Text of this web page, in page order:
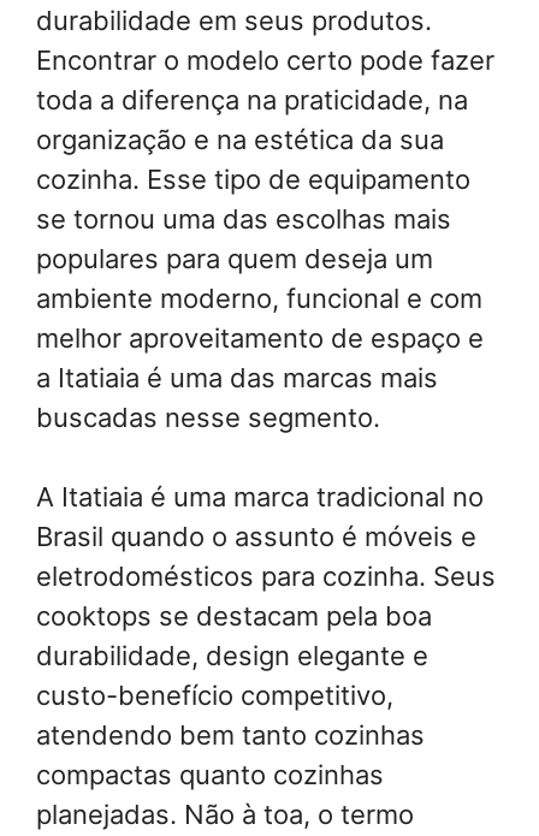
durabilidade em seus produtos.
Encontrar o modelo certo pode fazer
toda a diferença na praticidade, na
organização e na estética da sua
cozinha. Esse tipo de equipamento
se tornou uma das escolhas mais
populares para quem deseja um
ambiente moderno, funcional e com
melhor aproveitamento de espaço e
a Itatiaia é uma das marcas mais
buscadas nesse segmento.
A Itatiaia é uma marca tradicional no
Brasil quando o assunto é móveis e
eletrodomésticos para cozinha. Seus
cooktops se destacam pela boa
durabilidade, design elegante e
custo-benefício competitivo,
atendendo bem tanto cozinhas
compactas quanto cozinhas
planejadas. Não à toa, o termo